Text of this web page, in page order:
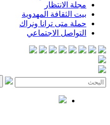
مجلة الانتظار
بيت الثقافة المهدوية
حملة متى ترانا ونراك
التواصل الاجتماعي